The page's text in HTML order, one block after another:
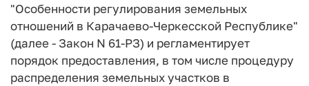
"Особенности регулирования земельных
отношений в Карачаево-Черкесской Республике"
(далее - Закон N 61-РЗ) и регламентирует
порядок предоставления, в том числе процедуру
распределения земельных участков в